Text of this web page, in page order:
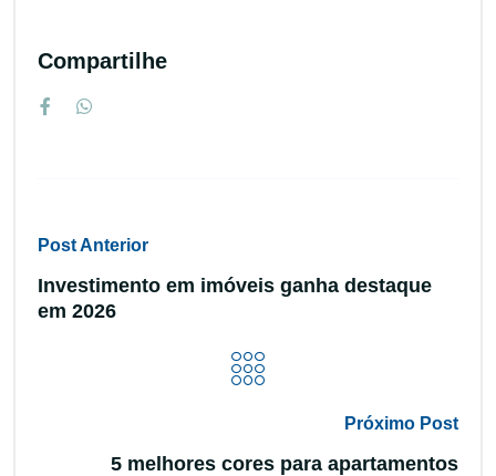
Compartilhe
Post Anterior
Investimento em imóveis ganha destaque
em 2026
Próximo Post
5 melhores cores para apartamentos